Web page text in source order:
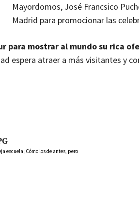
Mayordomos, José Francsico
Madrid para promocionar las
para mostrar al mundo su rica
espera atraer a más visitantes y
escuela ¡Cómo los de antes, pero